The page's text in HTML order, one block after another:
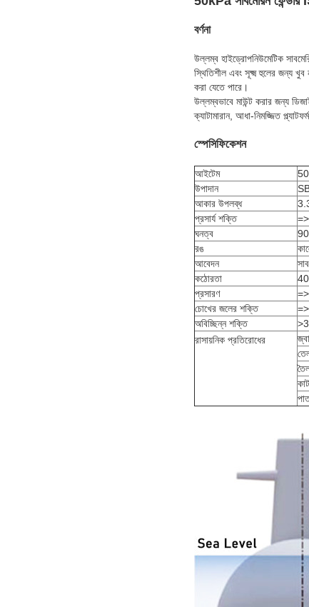
বর্ণনা
উল্লম্ব হাইড্রোপনিউমেটিক
স্থিতিশীল এবং সূক্ষ্ম হুলের জন্য খুব
করা যেতে পারে।
উল্লম্বভাবে মাউন্ট করার জন্য
ক্যাটামারান, আধা-নিমজ্জিত
স্পেসিফিকেশন
আইটেম
উপাদান
আকার উপলব্ধ
প্রসার্য শক্তি
ঘনত্ব
রঙ
আবেদন
কঠোরতা
প্রসারণ
চোখের জলের শক্তি
অবিচ্ছিন্ন শক্তি
রাসায়নিক প্রতিরোধের